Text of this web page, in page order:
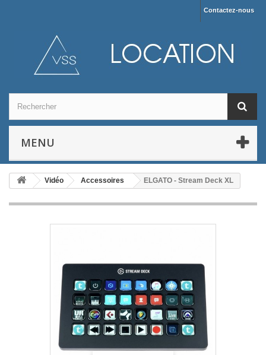
Contactez-nous
MENU
Vidéo Accessoires ELGATO - Stream Deck XL